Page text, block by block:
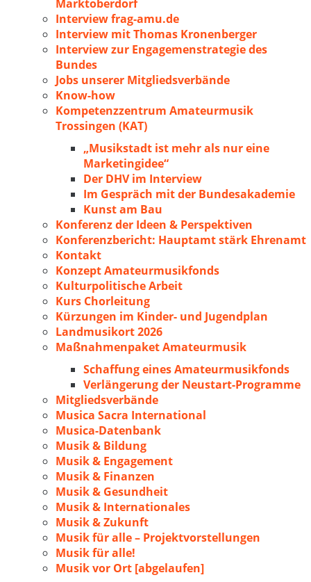
Marktoberdorf
Interview frag-amu.de
Interview mit Thomas Kronenberger
Interview zur Engagemenstrategie des
Bundes
Jobs unserer Mitgliedsverbände
Know-how
Kompetenzzentrum Amateurmusik
Trossingen (KAT)
„Musikstadt ist mehr als nur eine
Marketingidee“
Der DHV im Interview
Im Gespräch mit der Bundesakademie
Kunst am Bau
Konferenz der Ideen & Perspektiven
Konferenzbericht: Hauptamt stärk Ehrenamt
Kontakt
Konzept Amateurmusikfonds
Kulturpolitische Arbeit
Kurs Chorleitung
Kürzungen im Kinder- und Jugendplan
Landmusikort 2026
Maßnahmenpaket Amateurmusik
Schaffung eines Amateurmusikfonds
Verlängerung der Neustart-Programme
Mitgliedsverbände
Musica Sacra International
Musica-Datenbank
Musik & Bildung
Musik & Engagement
Musik & Finanzen
Musik & Gesundheit
Musik & Internationales
Musik & Zukunft
Musik für alle – Projektvorstellungen
Musik für alle!
Musik vor Ort [abgelaufen]